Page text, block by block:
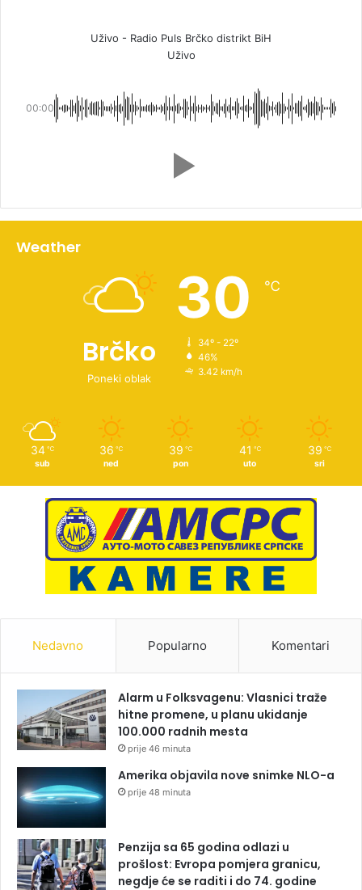
Uživo - Radio Puls Brčko distrikt BiH
Uživo
00:00
Weather
Brčko
Poneki oblak
30 ℃
34º - 22º
46%
3.42 km/h
34 ℃
sub
36 ℃
ned
39 ℃
pon
41 ℃
uto
39 ℃
sri
Nedavno Popularno Komentari
Alarm u Folksvagenu: Vlasnici traže
hitne promene, u planu ukidanje
100.000 radnih mesta
prije 46 minuta
Amerika objavila nove snimke NLO-a
prije 48 minuta
Penzija sa 65 godina odlazi u
prošlost: Evropa pomjera granicu,
negdje će se raditi i do 74. godine